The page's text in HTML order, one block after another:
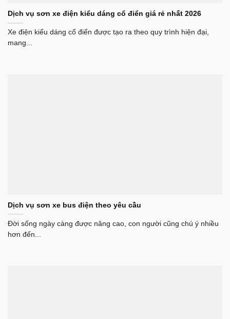
Dịch vụ sơn xe điện kiểu dáng cổ điển giá rẻ nhất 2026
Xe điện kiểu dáng cổ điển được tạo ra theo quy trình hiện đại,
mang...
Dịch vụ sơn xe bus điện theo yêu cầu
Đời sống ngày càng được nâng cao, con người cũng chú ý nhiều
hơn đến...